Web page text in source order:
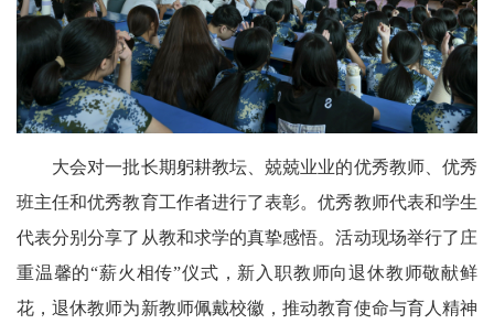
大会对一批长期躬耕教坛、兢兢业业的优秀教师、优秀
班主任和优秀教育工作者进行了表彰。优秀教师代表和学生
代表分别分享了从教和求学的真挚感悟。活动现场举行了庄
重温馨的“薪火相传”仪式，新入职教师向退休教师敬献鲜
花，退休教师为新教师佩戴校徽，推动教育使命与育人精神